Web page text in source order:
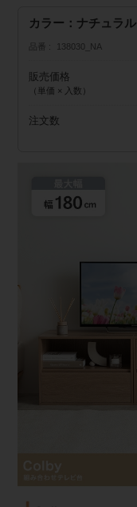
カラー：ナチュラル
品番 138030_NA
販売価格
（単価 × 入数）
注文数